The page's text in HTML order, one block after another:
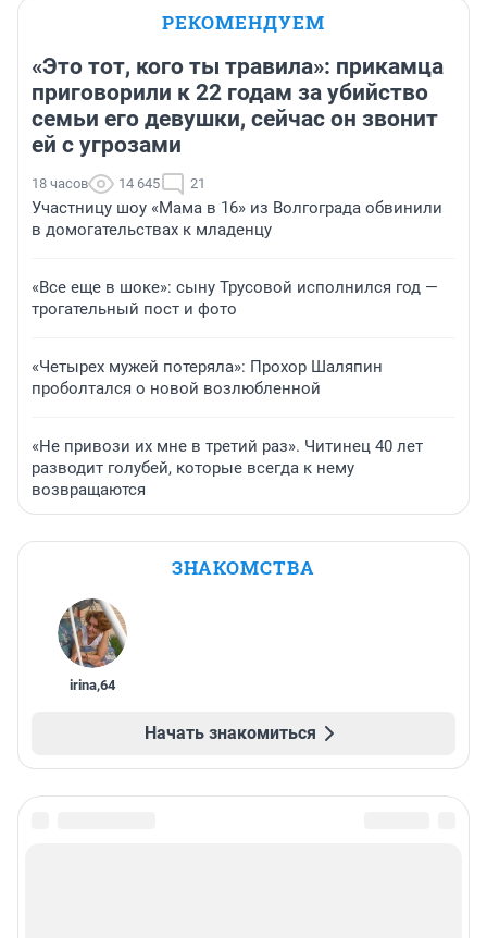
РЕКОМЕНДУЕМ
«Это тот, кого ты травила»: прикамца
приговорили к 22 годам за убийство
семьи его девушки, сейчас он звонит
ей с угрозами
18 часов 14 645 21
Участницу шоу «Мама в 16» из Волгограда обвинили
в домогательствах к младенцу
«Все еще в шоке»: сыну Трусовой исполнился год —
трогательный пост и фото
«Четырех мужей потеряла»: Прохор Шаляпин
проболтался о новой возлюбленной
«Не привози их мне в третий раз». Читинец 40 лет
разводит голубей, которые всегда к нему
возвращаются
ЗНАКОМСТВА
irina,64
Начать знакомиться